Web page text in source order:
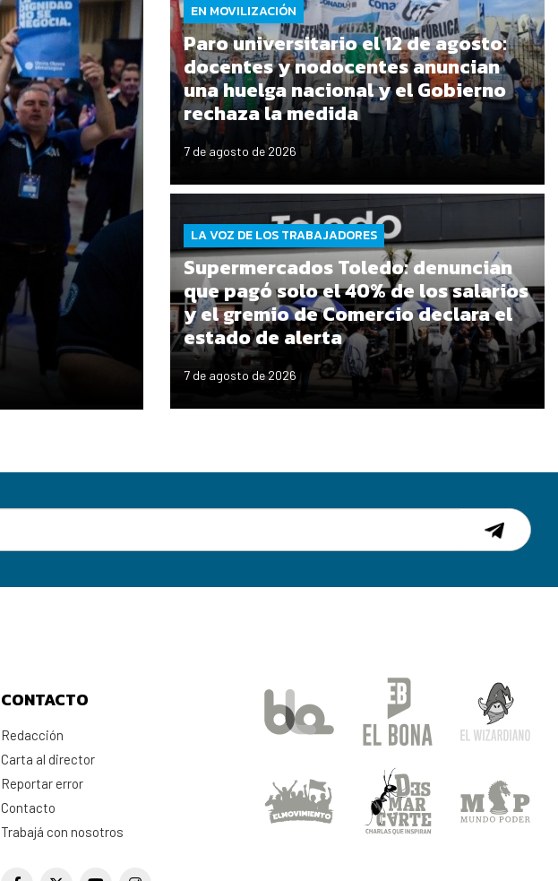
EN MOVILIZACIÓN
Paro universitario el 12 de agosto:
docentes y nodocentes anuncian
una huelga nacional y el Gobierno
rechaza la medida
7 de agosto de 2026
LA VOZ DE LOS TRABAJADORES
Supermercados Toledo: denuncian
que pagó solo el 40% de los salarios
y el gremio de Comercio declara el
estado de alerta
7 de agosto de 2026
CONTACTO
Redacción
Carta al director
Reportar error
Contacto
Trabajá con nosotros